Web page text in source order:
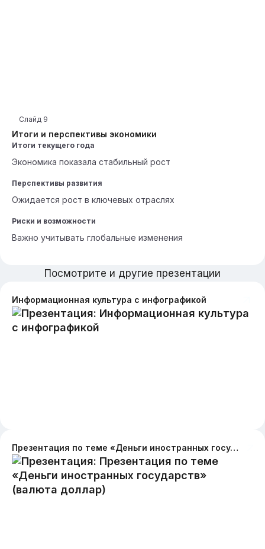
Итоги и перспективы экономики
Слайд 9
Итоги текущего года
Экономика показала стабильный рост
Перспективы развития
Ожидается рост в ключевых отраслях
Риски и возможности
Важно учитывать глобальные изменения
Посмотрите и другие презентации
Информационная культура с инфографикой
Презентация по теме «Деньги иностранных государств» (валюта доллар)